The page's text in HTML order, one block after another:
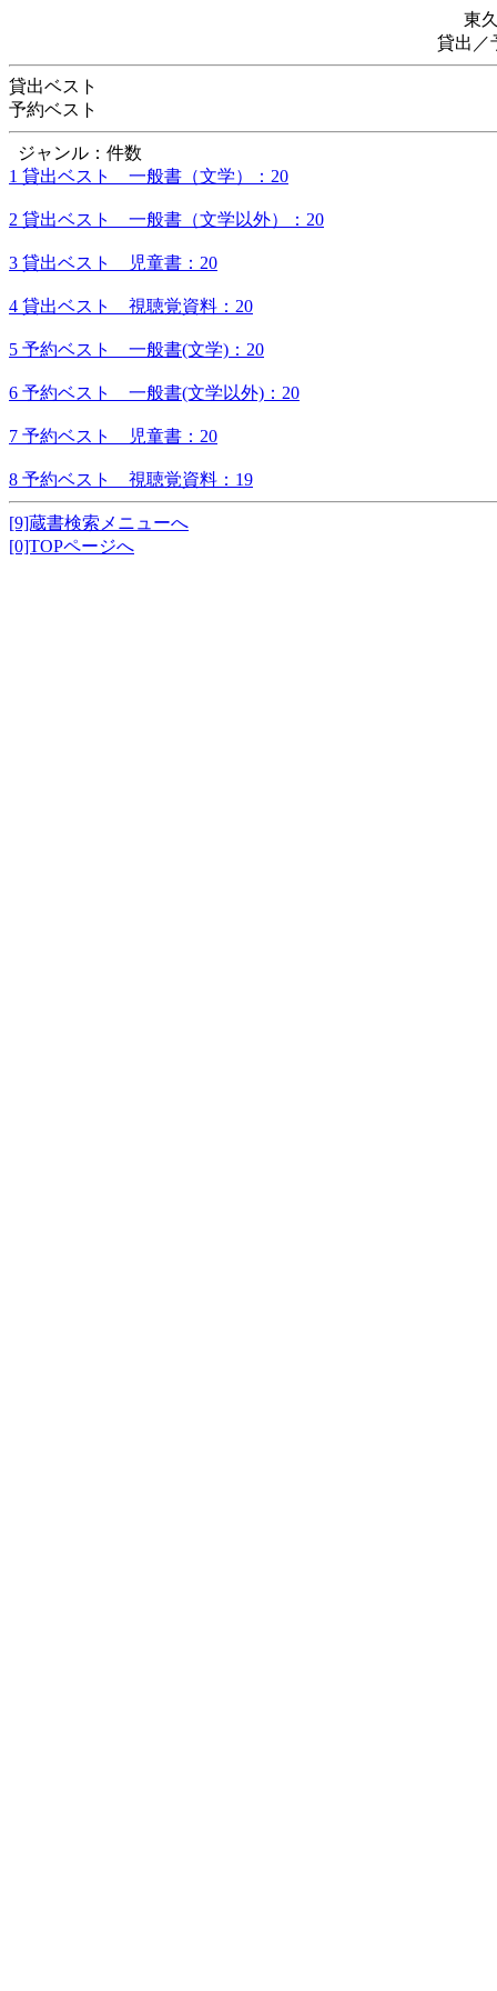
東
貸出／
貸出ベスト
予約ベスト
ジャンル：件数
1 貸出ベスト 一般書（文学）：20
2 貸出ベスト 一般書（文学以外）：20
3 貸出ベスト 児童書：20
4 貸出ベスト 視聴覚資料：20
5 予約ベスト 一般書(文学)：20
6 予約ベスト 一般書(文学以外)：20
7 予約ベスト 児童書：20
8 予約ベスト 視聴覚資料：19
[9]蔵書検索メニューへ
[0]TOPページへ